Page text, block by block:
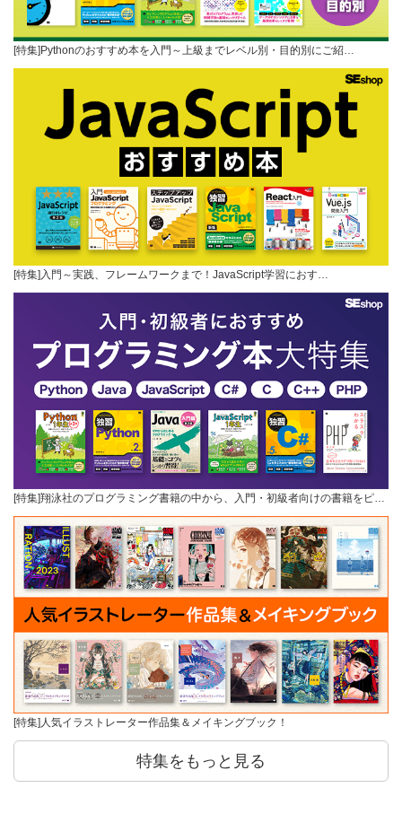
[特集]Pythonのおすすめ本を入門～上級までレベル別・目的別にご紹…
[特集]入門～実践、フレームワークまで！JavaScript学習におす…
[特集]翔泳社のプログラミング書籍の中から、入門・初級者向けの書籍をピ…
[特集]人気イラストレーター作品集＆メイキングブック！
特集をもっと見る